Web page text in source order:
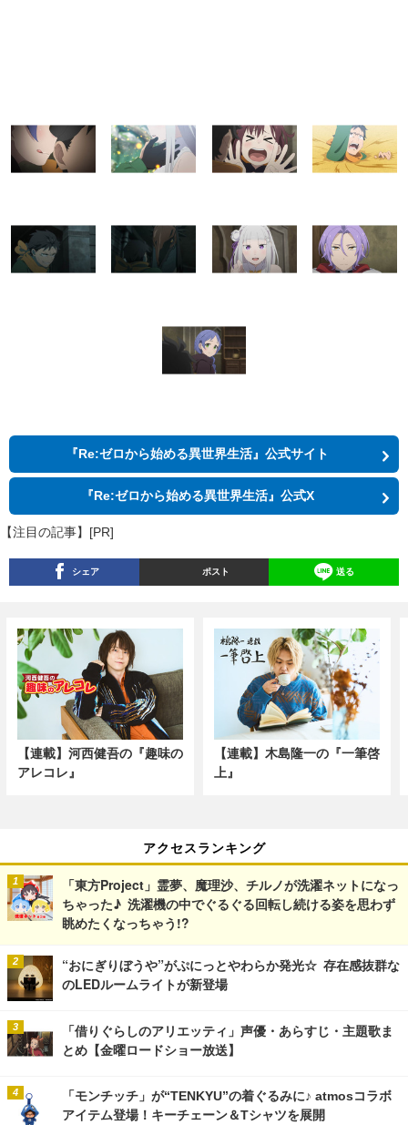
『Re:ゼロから始める異世界生活』公式サイト
『Re:ゼロから始める異世界生活』公式X
【注目の記事】[PR]
シェア ポスト 送る
【連載】河西健吾の『趣味の
アレコレ』
【連載】木島隆一の『一筆啓
上』
アクセスランキング
「東方Project」霊夢、魔理沙、チルノが洗濯ネットになっ
ちゃった♪ 洗濯機の中でぐるぐる回転し続ける姿を思わず
眺めたくなっちゃう!?
“おにぎりぼうや”がぷにっとやわらか発光☆ 存在感抜群な
のLEDルームライトが新登場
「借りぐらしのアリエッティ」声優・あらすじ・主題歌ま
とめ【金曜ロードショー放送】
「モンチッチ」が“TENKYU”の着ぐるみに♪ atmosコラボ
アイテム登場！キーチェーン＆Tシャツを展開